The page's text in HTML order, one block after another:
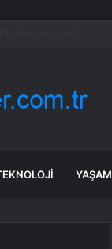
YAŞAM